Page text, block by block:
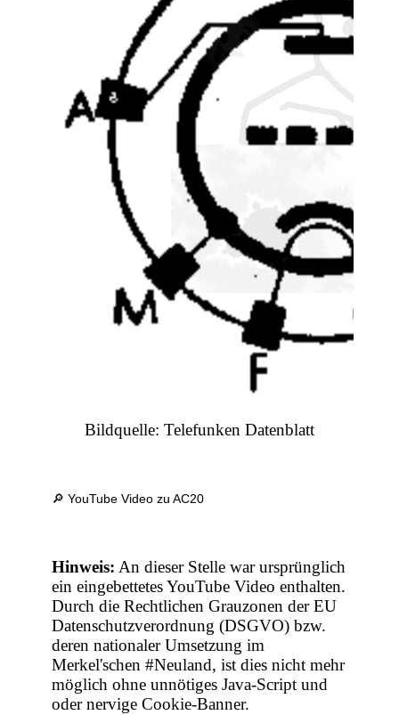
Bildquelle: Telefunken Datenblatt
🔎 YouTube Video zu AC20
Hinweis: An dieser Stelle war ursprünglich
ein eingebettetes YouTube Video enthalten.
Durch die Rechtlichen Grauzonen der EU
Datenschutzverordnung (DSGVO) bzw.
deren nationaler Umsetzung im
Merkel'schen #Neuland, ist dies nicht mehr
möglich ohne unnötiges Java-Script und
oder nervige Cookie-Banner.